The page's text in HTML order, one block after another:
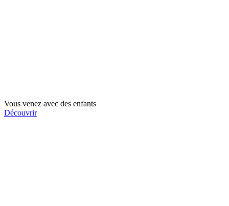
Vous venez avec des enfants
Découvrir